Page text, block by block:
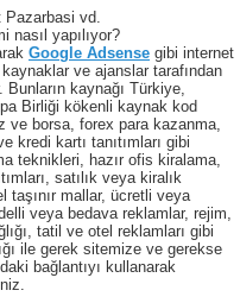
vd.
nasıl yapılıyor?
Google Adsense gibi internet
ve ajanslar tarafından
kaynağı Türkiye,
Birliği kökenli kaynak kod
ve borsa, forex para kazanma,
kredi kartı tanıtımları gibi
teknikleri, hazır ofis kiralama,
satılık veya kiralık
taşınır mallar, ücretli veya
veya bedava reklamlar, rejim,
tatil ve otel reklamları gibi
ile gerek sitemize ve gerekse
bağlantıyı kullanarak